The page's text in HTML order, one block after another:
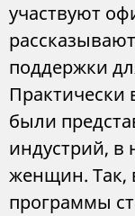
участвуют
поддержки
Практически
были
индустрий, в
женщин. Так,
программы